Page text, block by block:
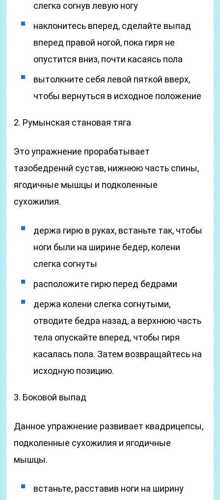
слегка согнув левую ногу
наклонитесь вперед, сделайте выпад
вперед правой ногой, пока гиря не
опустится вниз, почти касаясь пола
вытолкните себя левой пяткой вверх,
чтобы вернуться в исходное положение
2. Румынская становая тяга
Это упражнение прорабатывает
тазобедреннй сустав, нижнюю часть спины,
ягодичные мышцы и подколенные
сухожилия.
держа гирю в руках, встаньте так, чтобы
ноги были на ширине бедер, колени
слегка согнуты
расположите гирю перед бедрами
держа колени слегка согнутыми,
отводите бедра назад, а верхнюю часть
тела опускайте вперед, чтобы гиря
касалась пола. Затем возвращайтесь на
исходную позицию.
3. Боковой выпад
Данное упражнение развивает квадрицепсы,
подколенные сухожилия и ягодичные
мышцы.
встаньте, расставив ноги на ширину